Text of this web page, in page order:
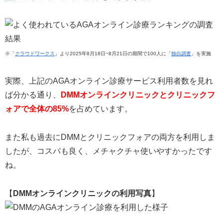
※「クラウドワークス 」より2025年8月18日~8月21日の期間で100人に「独自調査 」を実施
実際、上記のAGAオンライン診療サービス利用者数を見れ
ば分かる通り、
DMMオンラインクリニックとクリニックフ
ォアで全体の85%を占めています。
また私も過去にDMMとクリニックフォアの両方を利用しま
したが、コスパも良く、メチャクチャ使いやすかったです
ね。
【 DMMオンラインクリニックの利用写真】